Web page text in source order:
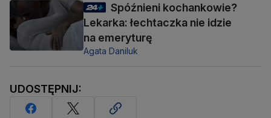
Spóźnieni kochankowie?
Lekarka: łechtaczka nie idzie
na emeryturę
Agata Daniluk
UDOSTĘPNIJ: